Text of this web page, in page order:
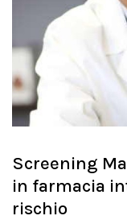
Screening
in farmacia
rischio